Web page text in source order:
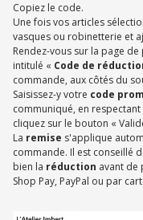
Copiez le code.
Une fois vos articles
vasques ou robinetterie et
Rendez-vous sur la page
intitulé « Code de
commande, aux côtés du
Saisissez-y votre code
communiqué, en
cliquez sur le bouton «
La remise s'applique
commande. Il est conseillé
bien la réduction avant de
Shop Pay, PayPal ou par